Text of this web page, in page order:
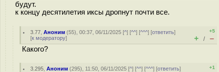
будут.
к концу десятилетия иксы дропнут почти все.
3.77 ,Аноним (55), 00:37, 06/11/2025 [^] [^^] [^^^] [ответить]
[к модератору]
+5
+ / –
Какого?
3.295 ,Аноним (295), 11:50, 06/11/2025 [^] [^^] [^^^] [ответить]
+1